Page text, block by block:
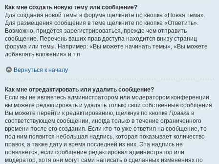
Как мне создать новую тему или сообщение?
Для создания новой темы в форуме щёлкните по кнопке «Новая тема».
Для размещения сообщения в теме щёлкните по кнопке «Ответить».
Возможно, придётся зарегистрироваться, прежде чем отправить
сообщение. Перечень ваших прав доступа находится внизу страниц
форума или темы. Например: «Вы можете начинать темы», «Вы можете
добавлять вложения» и т.п.
Вернуться к началу
Как мне отредактировать или удалить сообщение?
Если вы не являетесь администратором или модератором конференции,
вы можете редактировать и удалять только свои собственные сообщения.
Вы можете перейти к редактированию, щёлкнув по кнопке Правка в
соответствующем сообщении, иногда только в течение ограниченного
времени после его создания. Если кто-то уже ответил на сообщение, то
под ним появится небольшая надпись, которая показывает количество
правок, а также дату и время последней из них. Эта надпись не
появляется, если сообщение редактировал администратор или
модератор, хотя они могут сами написать о сделанных изменениях по